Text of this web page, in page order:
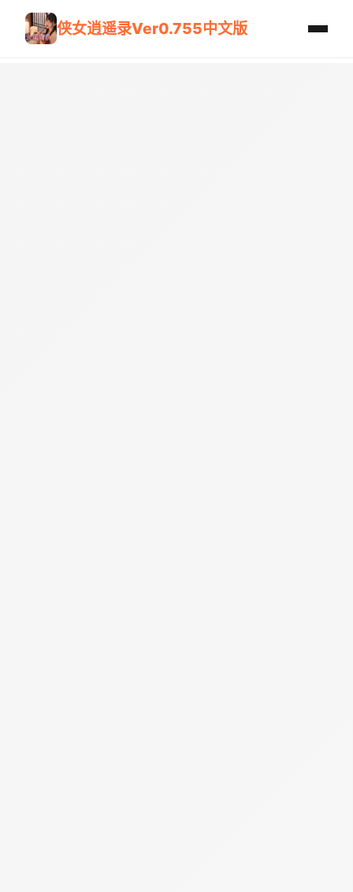
侠女逍遥录Ver0.755中文版